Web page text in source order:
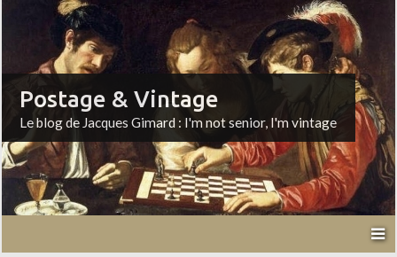
Postage & Vintage
Le blog de Jacques Gimard : I'm not senior, I'm vintage